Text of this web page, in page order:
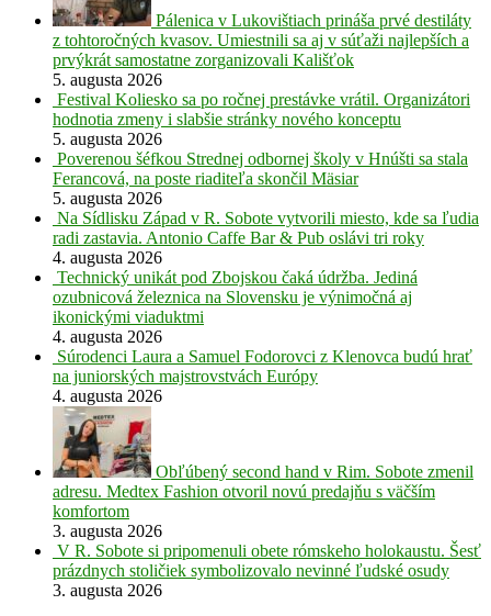
Pálenica v Lukovištiach prináša prvé destiláty
z tohtoročných kvasov. Umiestnili sa aj v súťaži najlepších a
prvýkrát samostatne zorganizovali Kališťok
5. augusta 2026
Festival Koliesko sa po ročnej prestávke vrátil. Organizátori
hodnotia zmeny i slabšie stránky nového konceptu
5. augusta 2026
Poverenou šéfkou Strednej odbornej školy v Hnúšti sa stala
Ferancová, na poste riaditeľa skončil Mäsiar
5. augusta 2026
Na Sídlisku Západ v R. Sobote vytvorili miesto, kde sa ľudia
radi zastavia. Antonio Caffe Bar & Pub oslávi tri roky
4. augusta 2026
Technický unikát pod Zbojskou čaká údržba. Jediná
ozubnicová železnica na Slovensku je výnimočná aj
ikonickými viaduktmi
4. augusta 2026
Súrodenci Laura a Samuel Fodorovci z Klenovca budú hrať
na juniorských majstrovstvách Európy
4. augusta 2026
Obľúbený second hand v Rim. Sobote zmenil
adresu. Medtex Fashion otvoril novú predajňu s väčším
komfortom
3. augusta 2026
V R. Sobote si pripomenuli obete rómskeho holokaustu. Šesť
prázdnych stoličiek symbolizovalo nevinné ľudské osudy
3. augusta 2026